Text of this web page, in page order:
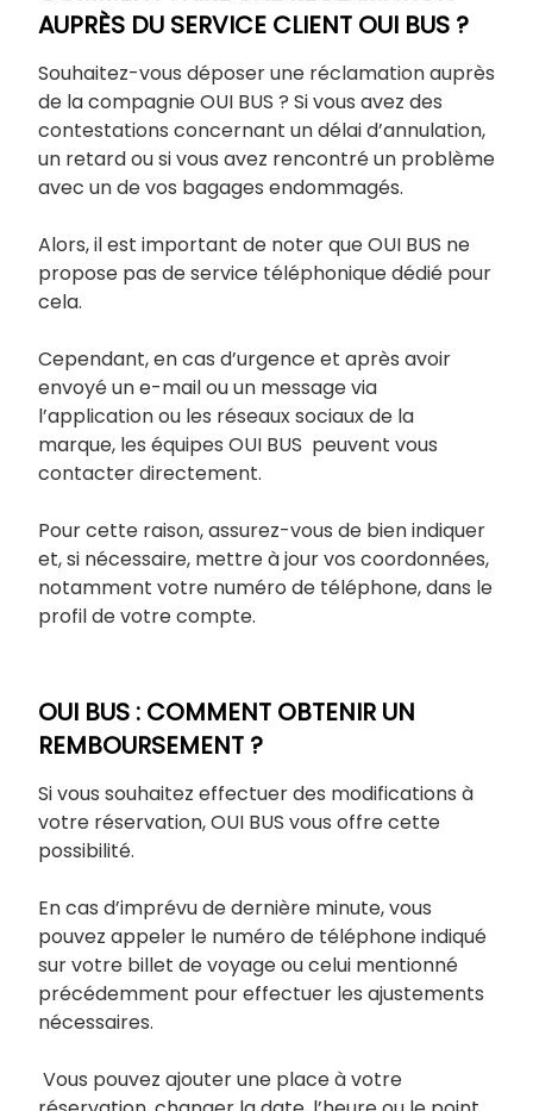
AUPRÈS DU SERVICE CLIENT OUI BUS ?
Souhaitez-vous déposer une réclamation auprès
de la compagnie OUI BUS ? Si vous avez des
contestations concernant un délai d’annulation,
un retard ou si vous avez rencontré un problème
avec un de vos bagages endommagés.
Alors, il est important de noter que OUI BUS ne
propose pas de service téléphonique dédié pour
cela.
Cependant, en cas d’urgence et après avoir
envoyé un e-mail ou un message via
l’application ou les réseaux sociaux de la
marque, les équipes OUI BUS peuvent vous
contacter directement.
Pour cette raison, assurez-vous de bien indiquer
et, si nécessaire, mettre à jour vos coordonnées,
notamment votre numéro de téléphone, dans le
profil de votre compte.
OUI BUS : COMMENT OBTENIR UN
REMBOURSEMENT ?
Si vous souhaitez effectuer des modifications à
votre réservation, OUI BUS vous offre cette
possibilité.
En cas d’imprévu de dernière minute, vous
pouvez appeler le numéro de téléphone indiqué
sur votre billet de voyage ou celui mentionné
précédemment pour effectuer les ajustements
nécessaires.
Vous pouvez ajouter une place à votre